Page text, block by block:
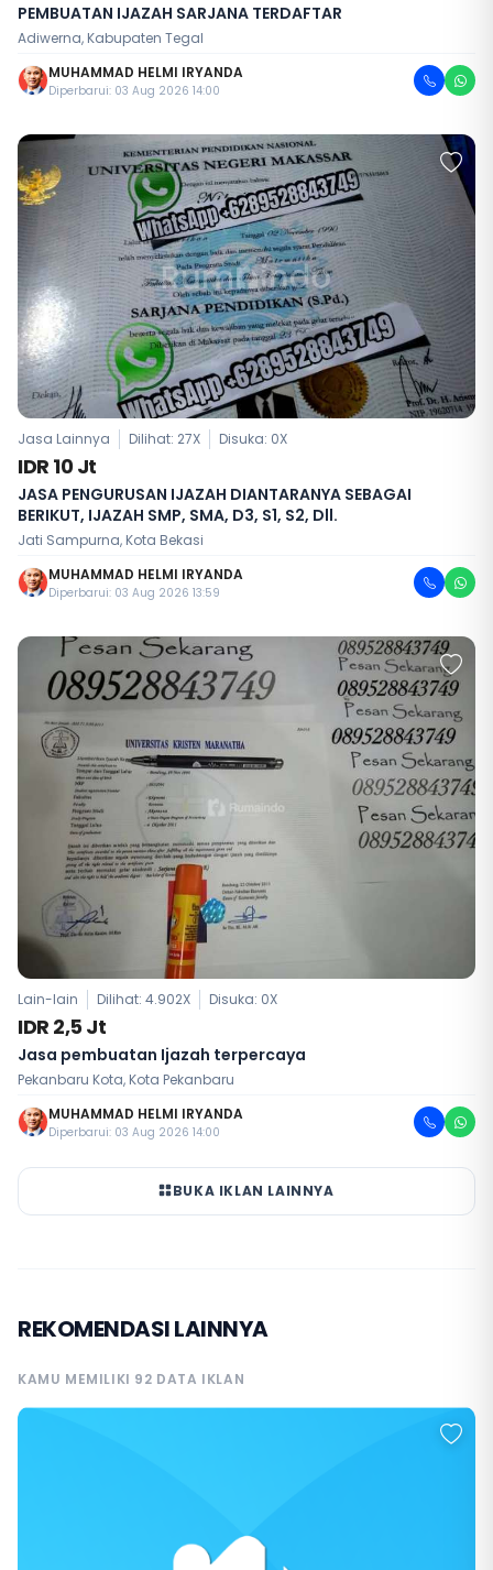
PEMBUATAN IJAZAH SARJANA TERDAFTAR
Adiwerna, Kabupaten Tegal
MUHAMMAD HELMI IRYANDA
Diperbarui: 03 Aug 2026 14:00
Jasa Lainnya Dilihat: 27X Disuka: 0X
IDR 10 Jt
JASA PENGURUSAN IJAZAH DIANTARANYA SEBAGAI
BERIKUT, IJAZAH SMP, SMA, D3, S1, S2, Dll.
Jati Sampurna, Kota Bekasi
MUHAMMAD HELMI IRYANDA
Diperbarui: 03 Aug 2026 13:59
Lain-lain Dilihat: 4.902X Disuka: 0X
IDR 2,5 Jt
Jasa pembuatan Ijazah terpercaya
Pekanbaru Kota, Kota Pekanbaru
MUHAMMAD HELMI IRYANDA
Diperbarui: 03 Aug 2026 14:00
BUKA IKLAN LAINNYA
REKOMENDASI LAINNYA
KAMU MEMILIKI 92 DATA IKLAN